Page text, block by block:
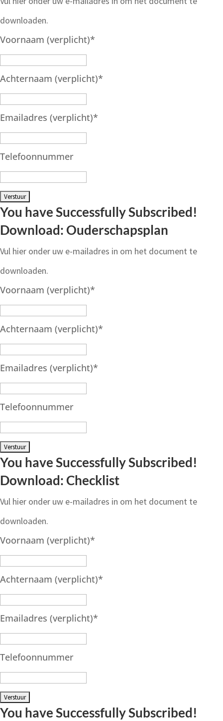
downloaden.
Voornaam (verplicht)*
Achternaam (verplicht)*
Emailadres (verplicht)*
Telefoonnummer
You have Successfully Subscribed!
Download: Ouderschapsplan
Vul hier onder uw e-mailadres in om het document te
downloaden.
Voornaam (verplicht)*
Achternaam (verplicht)*
Emailadres (verplicht)*
Telefoonnummer
You have Successfully Subscribed!
Download: Checklist
Vul hier onder uw e-mailadres in om het document te
downloaden.
Voornaam (verplicht)*
Achternaam (verplicht)*
Emailadres (verplicht)*
Telefoonnummer
You have Successfully Subscribed!